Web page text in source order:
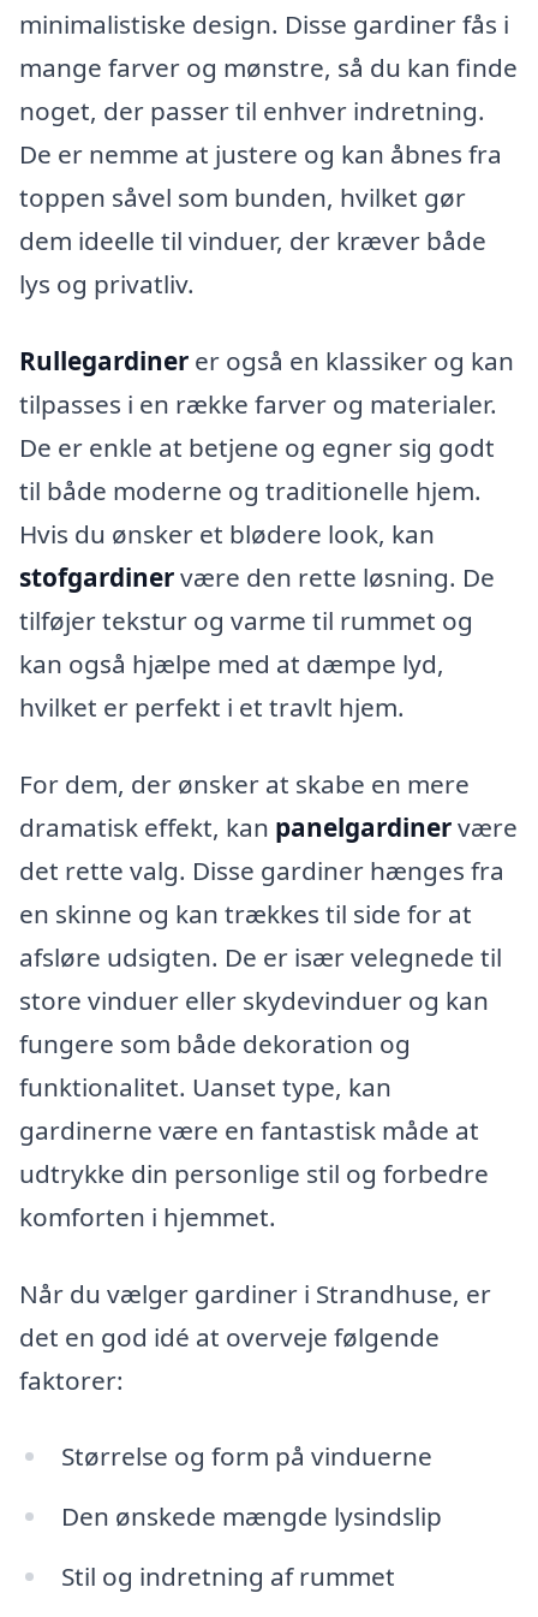
minimalistiske design. Disse gardiner fås i
mange farver og mønstre, så du kan finde
noget, der passer til enhver indretning.
De er nemme at justere og kan åbnes fra
toppen såvel som bunden, hvilket gør
dem ideelle til vinduer, der kræver både
lys og privatliv.
Rullegardiner er også en klassiker og kan
tilpasses i en række farver og materialer.
De er enkle at betjene og egner sig godt
til både moderne og traditionelle hjem.
Hvis du ønsker et blødere look, kan
stofgardinervære den rette løsning. De
tilføjer tekstur og varme til rummet og
kan også hjælpe med at dæmpe lyd,
hvilket er perfekt i et travlt hjem.
For dem, der ønsker at skabe en mere
dramatisk effekt, kan panelgardinervære
det rette valg. Disse gardiner hænges fra
en skinne og kan trækkes til side for at
afsløre udsigten. De er især velegnede til
store vinduer eller skydevinduer og kan
fungere som både dekoration og
funktionalitet. Uanset type, kan
gardinerne være en fantastisk måde at
udtrykke din personlige stil og forbedre
komforten i hjemmet.
Når du vælger gardiner i Strandhuse, er
det en god idé at overveje følgende
faktorer:
Størrelse og form på vinduerne
Den ønskede mængde lysindslip
Stil og indretning af rummet